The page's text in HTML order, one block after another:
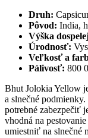
Druh:
Pôvod: India,
Výška
Úrodnosť:
Veľkosť a
Pálivosť: 800
Bhut Jolokia Yellow
a slnečné
potrebné zabezpečiť
vhodná na
umiestniť na slnečné